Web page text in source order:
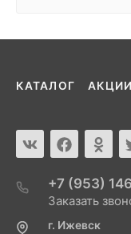
КАТАЛОГ АКЦИИ
+7 (953)
Заказать
г. Ижевск